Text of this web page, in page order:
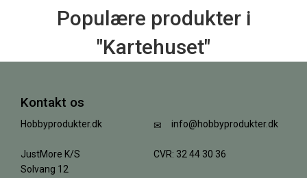
Populære produkter i
"Kartehuset"
Kontakt os
Hobbyprodukter.dk
JustMore K/S
Solvang 12
info@hobbyprodukter.dk
CVR: 32 44 30 36